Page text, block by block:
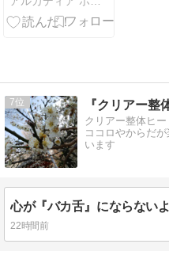
7 『クリアー整
クリアー整体ヒー
ココロやからだ
います
22時間前